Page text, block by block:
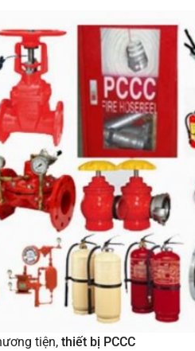
tiện, thiết bị PCCC